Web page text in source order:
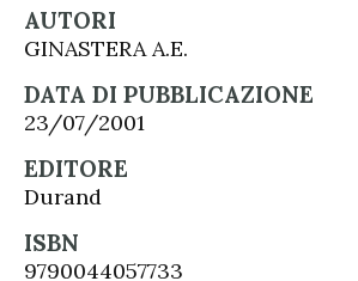
AUTORI
GINASTERA A.E.
DATA DI PUBBLICAZIONE
23/07/2001
EDITORE
Durand
ISBN
9790044057733